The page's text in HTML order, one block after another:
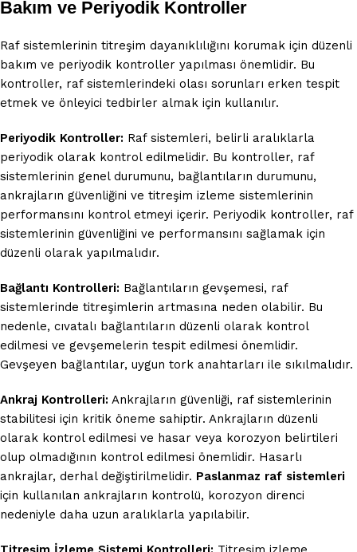
Bakım ve Periyodik Kontroller
Raf sistemlerinin titreşim dayanıklılığını korumak için düzenli
bakım ve periyodik kontroller yapılması önemlidir. Bu
kontroller, raf sistemlerindeki olası sorunları erken tespit
etmek ve önleyici tedbirler almak için kullanılır.
Periyodik Kontroller: Raf sistemleri, belirli aralıklarla
periyodik olarak kontrol edilmelidir. Bu kontroller, raf
sistemlerinin genel durumunu, bağlantıların durumunu,
ankrajların güvenliğini ve titreşim izleme sistemlerinin
performansını kontrol etmeyi içerir. Periyodik kontroller, raf
sistemlerinin güvenliğini ve performansını sağlamak için
düzenli olarak yapılmalıdır.
Bağlantı Kontrolleri: Bağlantıların gevşemesi, raf
sistemlerinde titreşimlerin artmasına neden olabilir. Bu
nedenle, cıvatalı bağlantıların düzenli olarak kontrol
edilmesi ve gevşemelerin tespit edilmesi önemlidir.
Gevşeyen bağlantılar, uygun tork anahtarları ile sıkılmalıdır.
Ankraj Kontrolleri: Ankrajların güvenliği, raf sistemlerinin
stabilitesi için kritik öneme sahiptir. Ankrajların düzenli
olarak kontrol edilmesi ve hasar veya korozyon belirtileri
olup olmadığının kontrol edilmesi önemlidir. Hasarlı
ankrajlar, derhal değiştirilmelidir. Paslanmaz raf sistemleri
için kullanılan ankrajların kontrolü, korozyon direnci
nedeniyle daha uzun aralıklarla yapılabilir.